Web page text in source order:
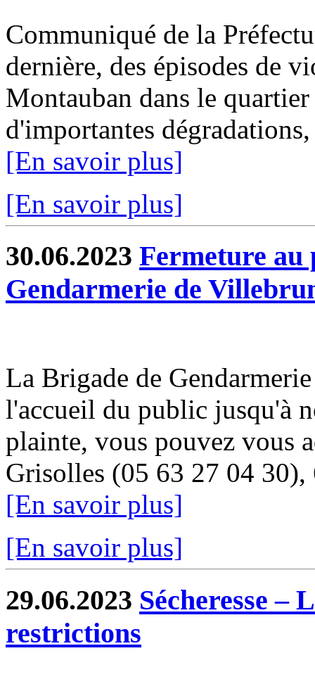
Communiqué de la
dernière, des épisodes de
Montauban dans le
d'importantes
[En savoir plus]
[En savoir plus]
30.06.2023 Fermeture au
Gendarmerie de
La Brigade de
l'accueil du public jusqu'à
plainte, vous pouvez vous
Grisolles (05 63 27 04
[En savoir plus]
[En savoir plus]
29.06.2023 Sécheresse –
restrictions